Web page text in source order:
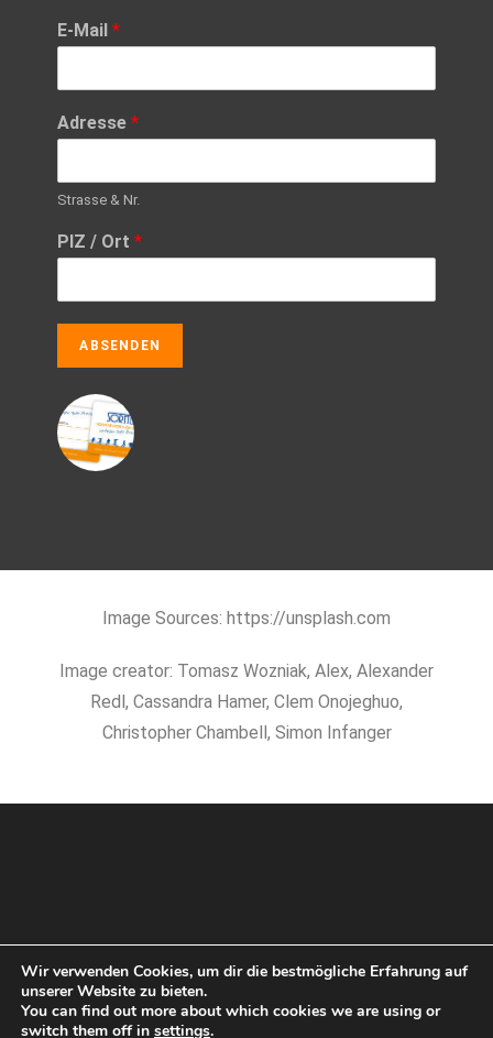
E-Mail*
Adresse*
Strasse & Nr.
PlZ / Ort*
ABSENDEN
Image Sources: https://unsplash.com
Image creator: Tomasz Wozniak, Alex, Alexander
Redl, Cassandra Hamer, Clem Onojeghuo,
Christopher Chambell, Simon Infanger
Home Megastore Vereinsausstattung
Wir verwenden Cookies, um dir die bestmögliche Erfahrung auf
unserer Website zu bieten.
You can find out more about which cookies we are using or
switch them off in settings.